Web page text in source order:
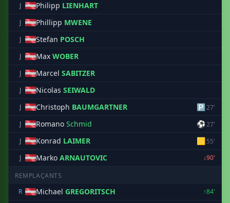
J Philipp LIENHART
J Phillipp MWENE
J Stefan POSCH
J Max WOBER
J Marcel SABITZER
J Nicolas SEIWALD
J Christoph BAUMGARTNER 🅿27'
J
Romano Schmid ⚽27'
J
Konrad LAIMER 🟨55'
J
Marko ARNAUTOVIC ↓90'
REMPLAÇANTS
R
Michael GREGORITSCH
↑84'